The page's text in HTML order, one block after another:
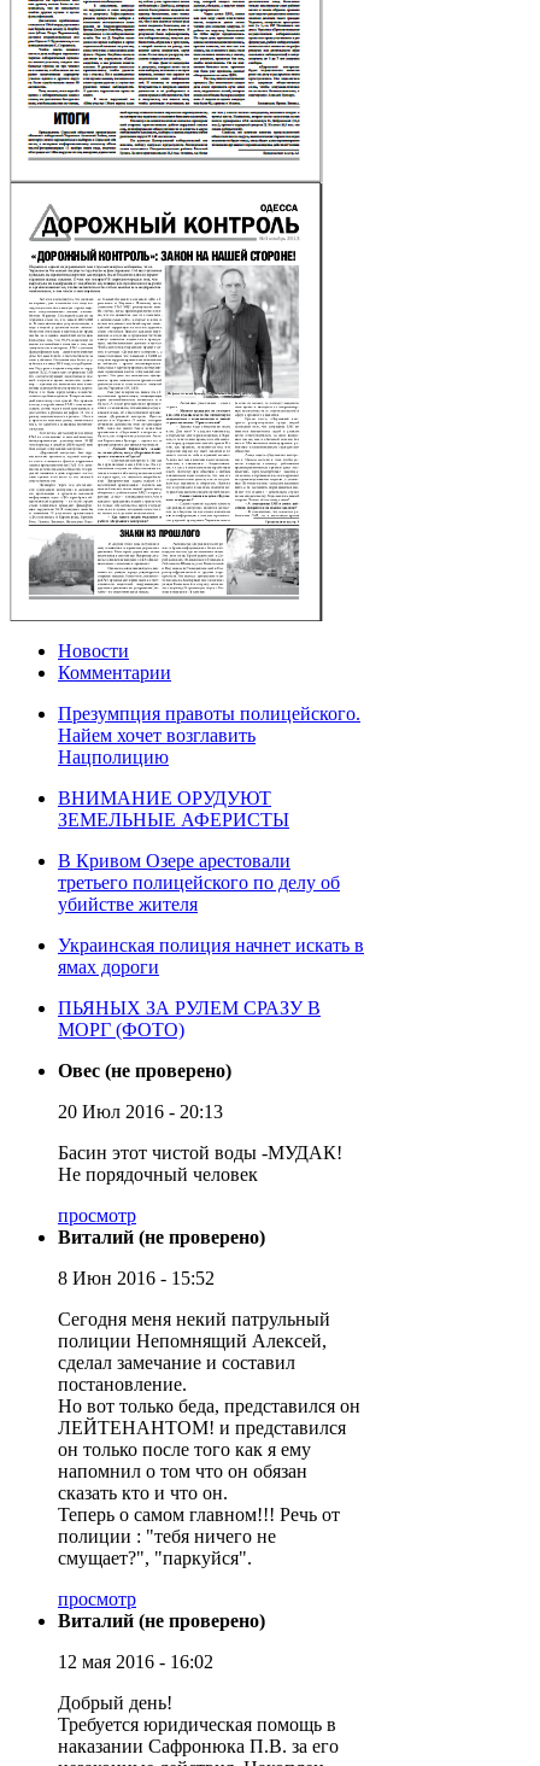
Новости
Комментарии
Презумпция правоты полицейского.
Найем хочет возглавить
Нацполицию
ВНИМАНИЕ ОРУДУЮТ
ЗЕМЕЛЬНЫЕ АФЕРИСТЫ
В Кривом Озере арестовали
третьего полицейского по делу об
убийстве жителя
Украинская полиция начнет искать в
ямах дороги
ПЬЯНЫХ ЗА РУЛЕМ СРАЗУ В
МОРГ (ФОТО)
Овес (не проверено)
20 Июл 2016 - 20:13
Басин этот чистой воды -МУДАК!
Не порядочный человек
просмотр
Виталий (не проверено)
8 Июн 2016 - 15:52
Сегодня меня некий патрульный
полиции Непомнящий Алексей,
сделал замечание и составил
постановление.
Но вот только беда, представился он
ЛЕЙТЕНАНТОМ! и представился
он только после того как я ему
напомнил о том что он обязан
сказать кто и что он.
Теперь о самом главном!!! Речь от
полиции : "тебя ничего не
смущает?", "паркуйся".
просмотр
Виталий (не проверено)
12 мая 2016 - 16:02
Добрый день!
Требуется юридическая помощь в
наказании Сафронюка П.В. за его